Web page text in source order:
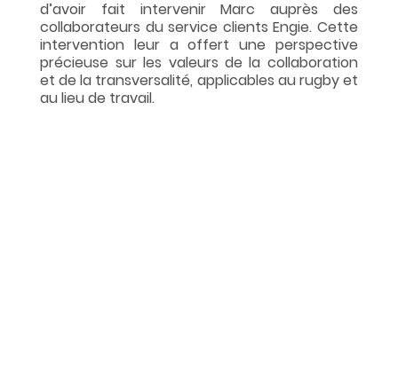
d’avoir fait intervenir Marc auprès des
collaborateurs du service clients Engie. Cette
intervention leur a offert une perspective
précieuse sur les valeurs de la collaboration
et de la transversalité, applicables au rugby et
au lieu de travail.